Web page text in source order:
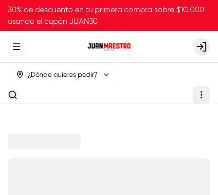
30% de descuento en tu primera compra sobre $10.000
usando el cupón JUAN30
Abrir menu de navegación Login
¿Dónde quieres pedir?